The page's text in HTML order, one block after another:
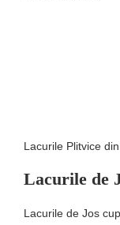
Lacurile Plitvice
Lacurile de
Lacurile de Jos